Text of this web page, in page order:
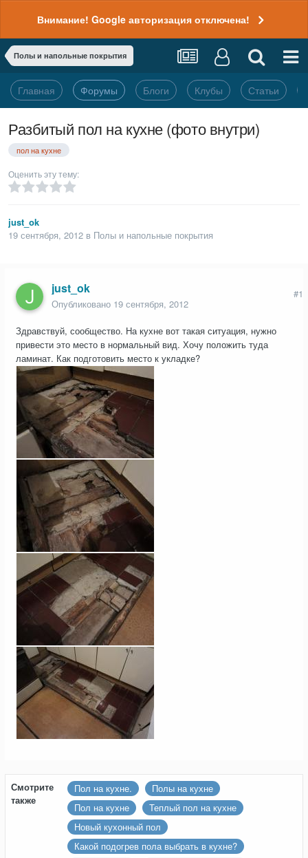
Внимание! Google авторизация отключена!
Полы и напольные покрытия
Главная Форумы Блоги Клубы Статьи
Разбитый пол на кухне (фото внутри)
пол на кухне
Оценить эту тему:
just_ok
19 сентября, 2012 в Полы и напольные покрытия
just_ok
Опубликовано 19 сентября, 2012
#1
Здравствуй, сообщество. На кухне вот такая ситуация, нужно
привести это место в нормальный вид. Хочу положить туда
ламинат. Как подготовить место к укладке?
Смотрите
также
Пол на кухне.
Полы на кухне
Пол на кухне
Теплый пол на кухне
Новый кухонный пол
Какой подогрев пола выбрать в кухне?